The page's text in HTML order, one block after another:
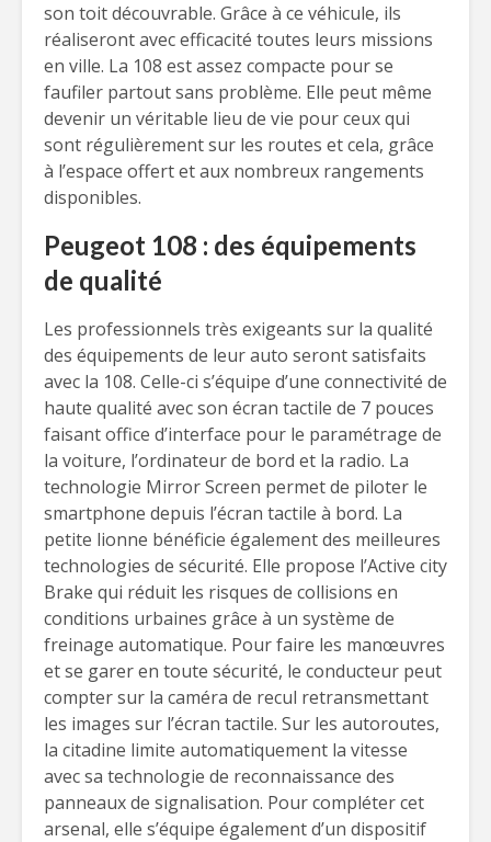
son toit découvrable. Grâce à ce véhicule, ils
réaliseront avec efficacité toutes leurs missions
en ville. La 108 est assez compacte pour se
faufiler partout sans problème. Elle peut même
devenir un véritable lieu de vie pour ceux qui
sont régulièrement sur les routes et cela, grâce
à l’espace offert et aux nombreux rangements
disponibles.
Peugeot 108 : des équipements
de qualité
Les professionnels très exigeants sur la qualité
des équipements de leur auto seront satisfaits
avec la 108. Celle-ci s’équipe d’une connectivité de
haute qualité avec son écran tactile de 7 pouces
faisant office d’interface pour le paramétrage de
la voiture, l’ordinateur de bord et la radio. La
technologie Mirror Screen permet de piloter le
smartphone depuis l’écran tactile à bord. La
petite lionne bénéficie également des meilleures
technologies de sécurité. Elle propose l’Active city
Brake qui réduit les risques de collisions en
conditions urbaines grâce à un système de
freinage automatique. Pour faire les manœuvres
et se garer en toute sécurité, le conducteur peut
compter sur la caméra de recul retransmettant
les images sur l’écran tactile. Sur les autoroutes,
la citadine limite automatiquement la vitesse
avec sa technologie de reconnaissance des
panneaux de signalisation. Pour compléter cet
arsenal, elle s’équipe également d’un dispositif